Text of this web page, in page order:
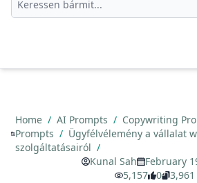
Home / AI Prompts / Copywriting
Prompts / Ügyfélvélemény a vállalat
szolgáltatásairól /
Kunal Sah
February
5,157
0 3,961